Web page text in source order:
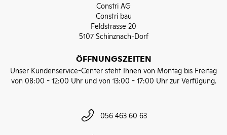
Constri AG
Constri bau
Feldstrasse 20
5107 Schinznach-Dorf
ÖFFNUNGSZEITEN
Unser Kundenservice-Center steht Ihnen von Montag bis Freitag
von 08:00 - 12:00 Uhr und von 13:00 - 17:00 Uhr zur Verfügung.
056 463 60 63